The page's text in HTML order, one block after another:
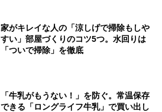
家がキレイな人の「涼しげで掃除もしや
すい」部屋づくりのコツ5つ。水回りは
「ついで掃除」を徹底
「牛乳がもうない！」を防ぐ。常温保存
できる「ロングライフ牛乳」で買い出し